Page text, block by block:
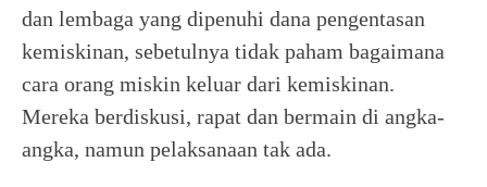
dan lembaga yang dipenuhi dana pengentasan
kemiskinan, sebetulnya tidak paham bagaimana
cara orang miskin keluar dari kemiskinan.
Mereka berdiskusi, rapat dan bermain di angka-
angka, namun pelaksanaan tak ada.